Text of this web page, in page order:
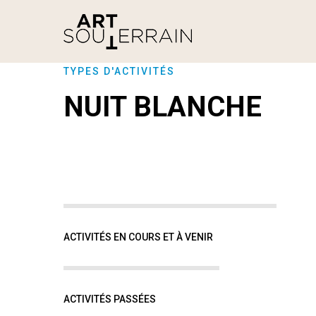
TYPES D'ACTIVITÉS
NUIT BLANCHE
ACTIVITÉS EN COURS ET À VENIR
ACTIVITÉS PASSÉES